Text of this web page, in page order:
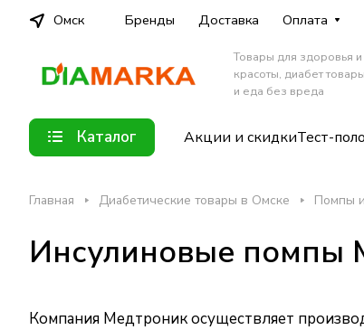
Омск Бренды Доставка Оплата
Товары для здоровья и
красоты, диабет товары
и еда без вреда
Каталог Акции и скидкиТест-
Главная Диабетические товары в Омске Помпы
Инсулиновые помпы
Компания Медтроник осуществляет